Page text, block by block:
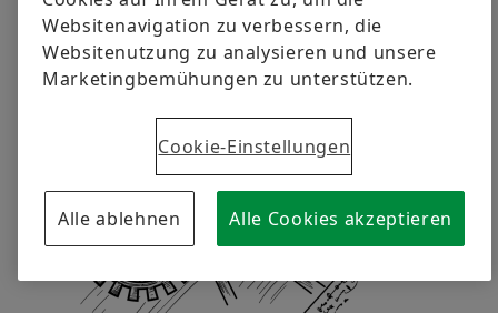
Websitenavigation zu verbessern, die
Websitenutzung zu analysieren und unsere
Marketingbemühungen zu unterstützen.
Cookie-Einstellungen
Alle ablehnen Alle Cookies akzeptieren